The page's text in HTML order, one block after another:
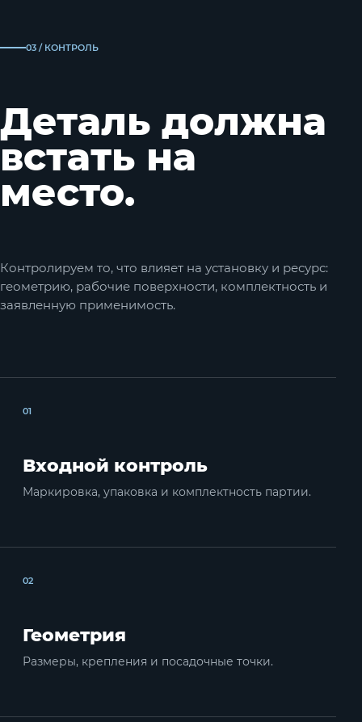
03 / КОНТРОЛЬ
Деталь должна
встать на
место.
Контролируем то, что влияет на установку и ресурс:
геометрию, рабочие поверхности, комплектность и
заявленную применимость.
01
Входной контроль
Маркировка, упаковка и комплектность партии.
02
Геометрия
Размеры, крепления и посадочные точки.